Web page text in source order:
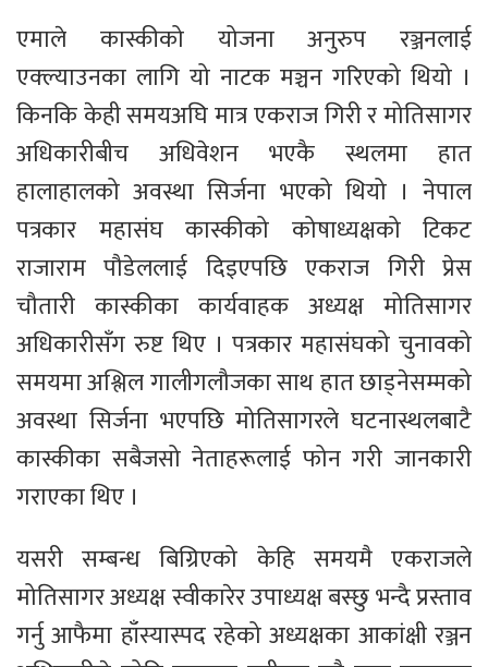
एमाले कास्कीको योजना अनुरुप रञ्जनलाई
एक्ल्याउनका लागि यो नाटक मञ्चन गरिएको थियो ।
किनकि केही समयअघि मात्र एकराज गिरी र मोतिसागर
अधिकारीबीच अधिवेशन भएकै स्थलमा हात
हालाहालको अवस्था सिर्जना भएको थियो । नेपाल
पत्रकार महासंघ कास्कीको कोषाध्यक्षको टिकट
राजाराम पौडेललाई दिइएपछि एकराज गिरी प्रेस
चौतारी कास्कीका कार्यवाहक अध्यक्ष मोतिसागर
अधिकारीसँग रुष्ट थिए । पत्रकार महासंघको चुनावको
समयमा अश्लिल गालीगलौजका साथ हात छाड्नेसम्मको
अवस्था सिर्जना भएपछि मोतिसागरले घटनास्थलबाटै
कास्कीका सबैजसो नेताहरूलाई फोन गरी जानकारी
गराएका थिए ।
यसरी सम्बन्ध बिग्रिएको केहि समयमै एकराजले
मोतिसागर अध्यक्ष स्वीकारेर उपाध्यक्ष बस्छु भन्दै प्रस्ताव
गर्नु आफैमा हाँस्यास्पद रहेको अध्यक्षका आकांक्षी रञ्जन